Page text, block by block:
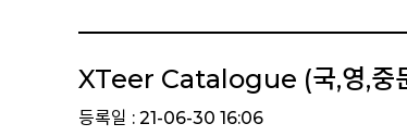
XTeer Catalogue (국,영,중
등록일 : 21-06-30 16:06